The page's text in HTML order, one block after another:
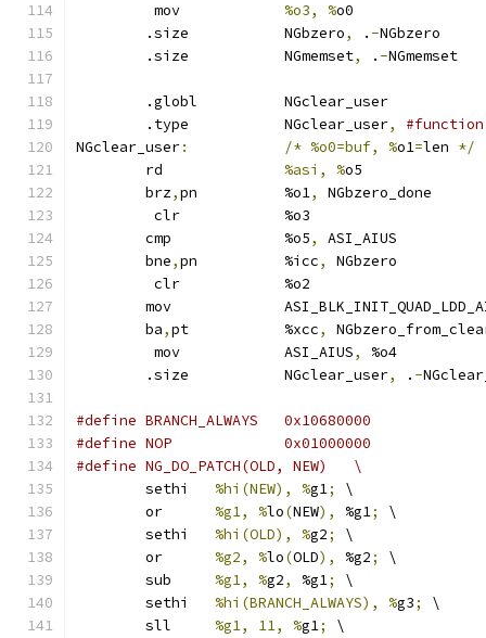
%o3, %o0
	.size		NGbzero
, . -NGbzero
	.size		NGmemset
, . -NGmemset
	.globl		NGclear_user
	.type		NGclear_user
,
#function
NGclear_user: /* %o0=buf, %o1=len */
%asi, %o5
	brz
, pn		%o1,
NGbzero_done
	 clr		%o3
	cmp		%o5
,
ASI_AIUS
	bne
, pn		%icc,
NGbzero
	 clr		%o2
mov
	ba
, pt		%xcc,
	 mov		ASI_AIUS
,
%o4
	.size		NGclear_user
, . -
#define BRANCH_ALWAYS	0x10680000
#define NOP		0x01000000
#define NG_DO_PATCH(OLD, NEW)	\
%hi(NEW), %g1;
\
%g1, %lo(NEW), %g1;
\
%hi(OLD), %g2;
\
%g2, %lo(OLD), %g2;
\
%g1, %g2, %g1;
\
%hi(BRANCH_ALWAYS), %g3;
\
%g1, 11, %g1;
\